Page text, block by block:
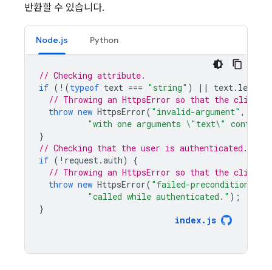
반환할 수 있습니다.
Node.js Python
// Checking attribute.
if ( ! (typeof text === "string" ) || text. length
// Throwing an HttpsError so that the client
throw new HttpsError( "invalid-argument" ,
"with one arguments \"text\"
}
// Checking that the user is authenticated.
if ( ! request.auth)
{
// Throwing an HttpsError so that the client
throw new HttpsError( "failed-precondition"
"called while authenticated." );
}
index. js